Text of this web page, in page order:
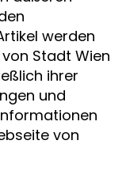
werden
Stadt Wien
ihrer
und
von